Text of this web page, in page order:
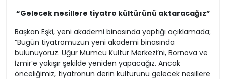
“Gelecek nesillere tiyatro kültürünü aktaracağız”
Başkan Eşki, yeni akademi binasında yaptığı açıklamada;
“Bugün tiyatromuzun yeni akademi binasında
bulunuyoruz. Uğur Mumcu Kültür Merkezi’ni, Bornova ve
İzmir’e yakışır şekilde yeniden yapacağız. Ancak
önceliğimiz, tiyatronun derin kültürünü gelecek nesillere